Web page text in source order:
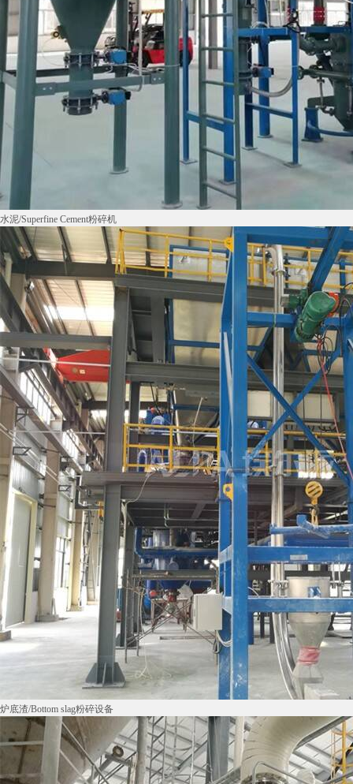
水泥/Superfine Cement粉碎机
炉底渣/Bottom slag粉碎设备